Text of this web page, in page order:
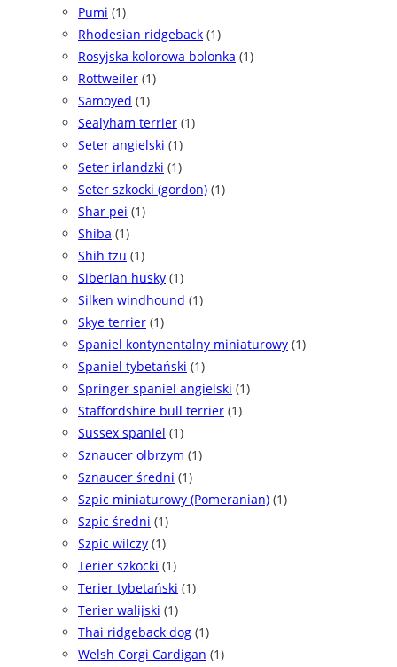
Pumi (1)
Rhodesian ridgeback (1)
Rosyjska kolorowa bolonka (1)
Rottweiler (1)
Samoyed (1)
Sealyham terrier (1)
Seter angielski (1)
Seter irlandzki (1)
Seter szkocki (gordon) (1)
Shar pei (1)
Shiba (1)
Shih tzu (1)
Siberian husky (1)
Silken windhound (1)
Skye terrier (1)
Spaniel kontynentalny miniaturowy (1)
Spaniel tybetański (1)
Springer spaniel angielski (1)
Staffordshire bull terrier (1)
Sussex spaniel (1)
Sznaucer olbrzym (1)
Sznaucer średni (1)
Szpic miniaturowy (Pomeranian) (1)
Szpic średni (1)
Szpic wilczy (1)
Terier szkocki (1)
Terier tybetański (1)
Terier walijski (1)
Thai ridgeback dog (1)
Welsh Corgi Cardigan (1)